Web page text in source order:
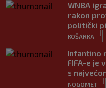
WNBA
nakon
politički
KOŠARKA
|
Infantino
FIFA-e je
s
NOGOMET
|